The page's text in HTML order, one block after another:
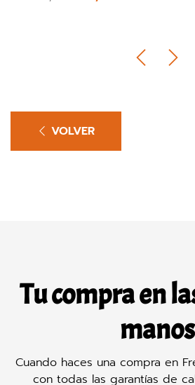
VOLVER
Tu compra en
manos
Cuando haces una compra en
con todas las garantías de